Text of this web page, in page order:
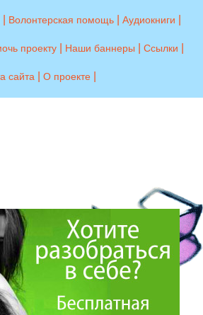
Волонтерская помощь Аудиокниги
проекту Наши баннеры Ссылки
сайта О проекте